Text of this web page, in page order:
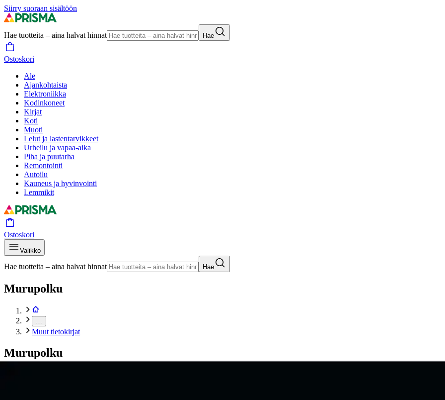
Siirry suoraan sisältöön
Hae tuotteita – aina halvat hinnat Hae
Ostoskori
Ale
Ajankohtaista
Elektroniikka
Kodinkoneet
Kirjat
Koti
Muoti
Lelut ja lastentarvikkeet
Urheilu ja vapaa-aika
Piha ja puutarha
Remontointi
Autoilu
Kauneus ja hyvinvointi
Lemmikit
Ostoskori
Valikko
Hae tuotteita – aina halvat hinnat Hae
Murupolku
Muut tietokirjat
Murupolku